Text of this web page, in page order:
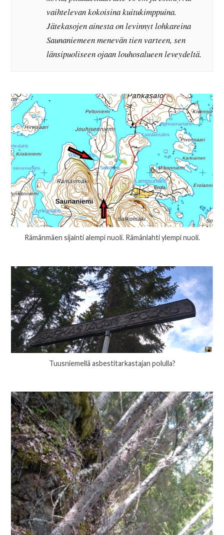
vaihtelevan kokoisina kuitukimppuina.
Jätekasojen ainesta on levinnyt lohkareina
Saunaniemeen menevän tien varteen, sen
länsipuoliseen ojaan louhosalueen leveydeltä.
Rämänmäen sijainti alempi nuoli. Rämänlahti ylempi nuoli.
Tuusniemellä asbestitarkastajan polulla?